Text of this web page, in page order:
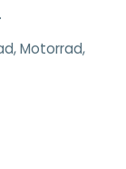
Motorrad,